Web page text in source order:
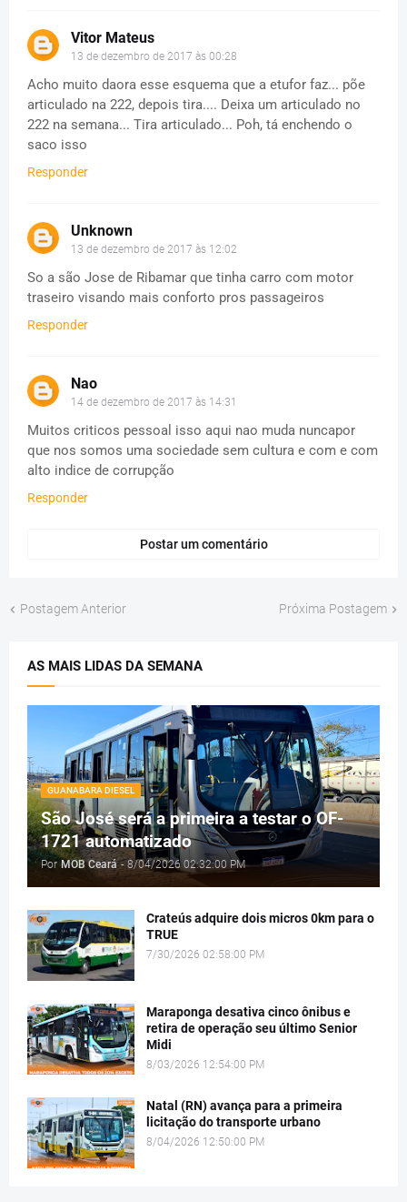
Vitor Mateus
13 de dezembro de 2017 às 00:28
Acho muito daora esse esquema que a etufor faz... põe
articulado na 222, depois tira.... Deixa um articulado no
222 na semana... Tira articulado... Poh, tá enchendo o
saco isso
Responder
Unknown
13 de dezembro de 2017 às 12:02
So a são Jose de Ribamar que tinha carro com motor
traseiro visando mais conforto pros passageiros
Responder
Nao
14 de dezembro de 2017 às 14:31
Muitos criticos pessoal isso aqui nao muda nuncapor
que nos somos uma sociedade sem cultura e com e com
alto indice de corrupção
Responder
Postar um comentário
Postagem Anterior Próxima Postagem
AS MAIS LIDAS DA SEMANA
GUANABARA DIESEL
São José será a primeira a testar o OF-
1721 automatizado
Por MOB Ceará - 8/04/2026 02:32:00 PM
Crateús adquire dois micros 0km para o
TRUE
7/30/2026 02:58:00 PM
Maraponga desativa cinco ônibus e
retira de operação seu último Senior
Midi
8/03/2026 12:54:00 PM
Natal (RN) avança para a primeira
licitação do transporte urbano
8/04/2026 12:50:00 PM